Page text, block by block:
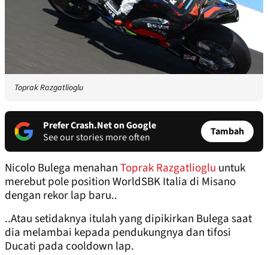
Toprak Razgatlioglu
Prefer Crash.Net on Google
See our stories more often
Tambah
Nicolo Bulega menahanToprak Razgatlioglu untuk
merebut pole position WorldSBK Italia di Misano
dengan rekor lap baru..
..Atau setidaknya itulah yang dipikirkan Bulega saat
dia melambai kepada pendukungnya dan tifosi
Ducati pada cooldown lap.